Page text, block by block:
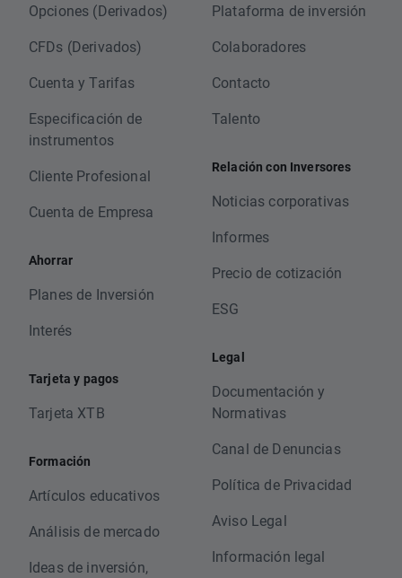
Opciones (Derivados)
CFDs (Derivados)
Cuenta y Tarifas
Especificación de
instrumentos
Cliente Profesional
Cuenta de Empresa
Ahorrar
Planes de Inversión
Interés
Tarjeta y pagos
Tarjeta XTB
Formación
Artículos educativos
Análisis de mercado
Ideas de inversión,
Plataforma de inversión
Colaboradores
Contacto
Talento
Relación con Inversores
Noticias corporativas
Informes
Precio de cotización
ESG
Legal
Documentación y
Normativas
Canal de Denuncias
Política de Privacidad
Aviso Legal
Información legal